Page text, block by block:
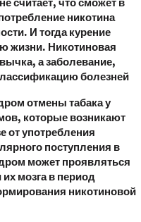
считает, что сможет в
никотина
И тогда курение
жизни. Никотиновая
а заболевание,
болезней
отмены табака у
которые возникают
от употребления
поступления в
может проявляться
мозга в период
никотиновой